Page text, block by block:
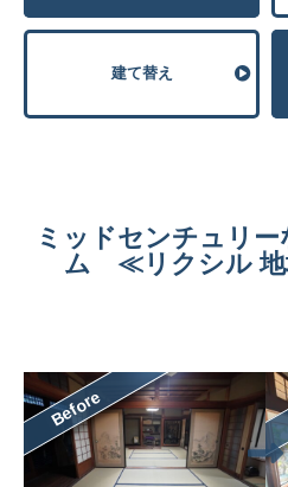
建て替え
ミッドセンチュリ
ム ≪リクシル 地
Before